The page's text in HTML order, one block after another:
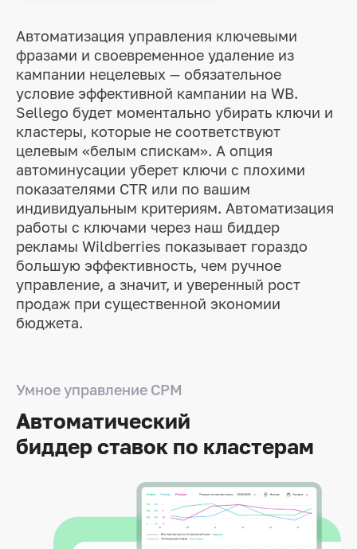
Автоматизация управления ключевыми
фразами и своевременное удаление из
кампании нецелевых — обязательное
условие эффективной кампании на WB.
Sellego будет моментально убирать ключи и
кластеры, которые не соответствуют
целевым «белым спискам». А опция
автоминусации уберет ключи с плохими
показателями CTR или по вашим
индивидуальным критериям. Автоматизация
работы с ключами через наш биддер
рекламы Wildberries показывает гораздо
большую эффективность, чем ручное
управление, а значит, и уверенный рост
продаж при существенной экономии
бюджета.
Умное управление СРМ
Автоматический
биддер ставок по кластерам